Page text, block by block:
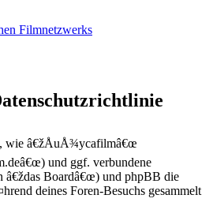
Filmnetzwerks
wie â€žÅuÅ¾ycafilmâ€œ
und ggf. verbundene
â€ždas Boardâ€œ) und phpBB die
deines Foren-Besuchs gesammelt